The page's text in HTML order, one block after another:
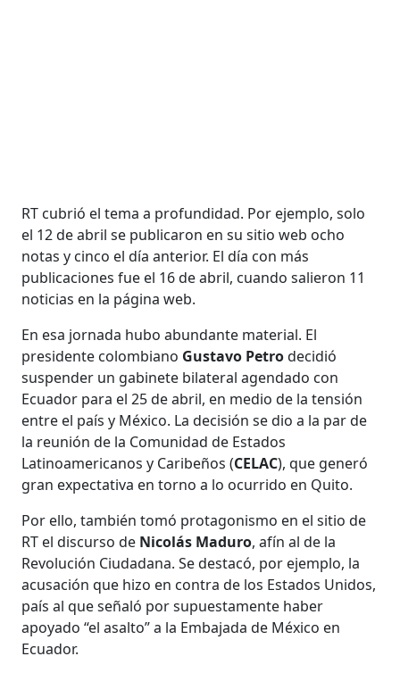
RT cubrió el tema a profundidad. Por ejemplo, solo
el 12 de abril se publicaron en su sitio web ocho
notas y cinco el día anterior. El día con más
publicaciones fue el 16 de abril, cuando salieron 11
noticias en la página web.
En esa jornada hubo abundante material. El
presidente colombiano Gustavo Petrodecidió
suspender un gabinete bilateral agendado con
Ecuador para el 25 de abril, en medio de la tensión
entre el país y México. La decisión se dio a la par de
la reunión de la Comunidad de Estados
Latinoamericanos y Caribeños (CELAC), que generó
gran expectativa en torno a lo ocurrido en Quito.
Por ello, también tomó protagonismo en el sitio de
RT el discurso de Nicolás Maduro, afín al de la
Revolución Ciudadana. Se destacó, por ejemplo, la
acusación que hizo en contra de los Estados Unidos,
país al que señaló por supuestamente haber
apoyado “el asalto” a la Embajada de México en
Ecuador.